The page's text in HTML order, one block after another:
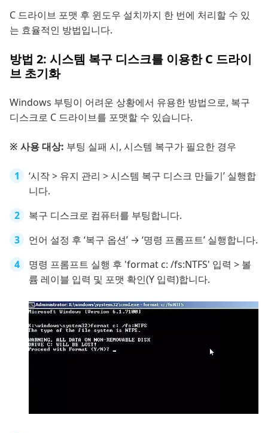
C 드라이브 포맷 후 윈도우 설치까지 한 번에 처리할 수 있
는 효율적인 방법입니다.
방법 2: 시스템 복구 디스크를 이용한 C 드라이
브 초기화
Windows 부팅이 어려운 상황에서 유용한 방법으로, 복구
디스크로 C 드라이브를 포맷할 수 있습니다.
※ 사용 대상: 부팅 실패 시, 시스템 복구가 필요한 경우
‘시작 > 유지 관리 > 시스템 복구 디스크 만들기’ 실행합
니다.
복구 디스크로 컴퓨터를 부팅합니다.
언어 설정 후 ‘복구 옵션’ → ‘명령 프롬프트’ 실행합니다.
명령 프롬프트 실행 후 'format c: /fs:NTFS' 입력 > 볼
륨 레이블 입력 및 포맷 확인(Y 입력)합니다.